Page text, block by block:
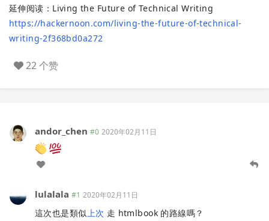
延伸阅读：Living the Future of Technical Writing
https://hackernoon.com/living-the-future-of-technical-
writing-2f368bd0a272
22 个赞
andor_chen #0 2020年02月11日
lulalala #1 2020年02月11日
這次也是類似 上次 走 htmlbook 的路線嗎？